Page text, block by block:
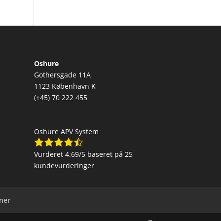
Oshure
Gothersgade 11A
1123 København K
(+45) 70 222 455
Oshure APV System
Vurderet 4.69/5 baseret på 25
kundevurderinger